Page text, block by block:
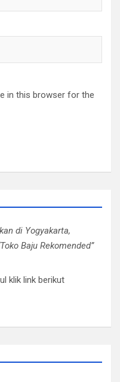
in this browser for the
di Yogyakarta,
Baju Rekomended”
klik link berikut